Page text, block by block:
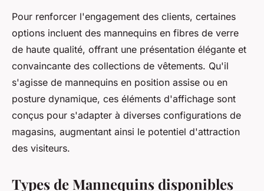
Pour renforcer l'engagement des clients, certaines
options incluent des mannequins en fibres de verre
de haute qualité, offrant une présentation élégante et
convaincante des collections de vêtements. Qu'il
s'agisse de mannequins en position assise ou en
posture dynamique, ces éléments d'affichage sont
conçus pour s'adapter à diverses configurations de
magasins, augmentant ainsi le potentiel d'attraction
des visiteurs.
Types de Mannequins disponibles